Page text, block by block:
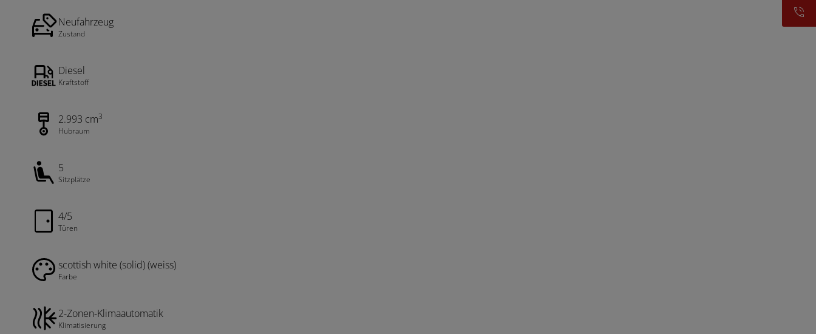
Neufahrzeug
Zustand
Diesel
Kraftstoff
2.993 cm3
Hubraum
5
Sitzplätze
4/5
Türen
scottish white (solid) (weiss)
Farbe
2-Zonen-Klimaautomatik
Klimatisierung